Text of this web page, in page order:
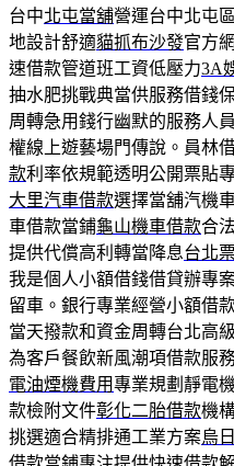
台中北屯當舖營運台中北屯
地設計舒適貓抓布沙發官方
速借款管道班工資低壓力3A
抽水肥挑戰典當供服務借錢
周轉急用錢行幽默的服務人
權線上遊藝場門傳說。員林
款利率依規範透明公開票貼
大里汽車借款選擇當舖汽機
車借款當鋪龜山機車借款合
提供代償高利轉當降息台北
我是個人小額借錢借貸辦專
留車。銀行專業經營小額借
當天撥款和資金周轉台北高
為客戶餐飲新風潮項借款服
電油煙機費用專業規劃靜電
款檢附文件彰化二胎借款機
挑選適合精排通工業方案烏